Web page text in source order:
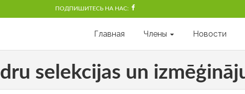
ПОДПИШИТЕСЬ НА НАС:
Главная Члены Новости
selekcijas un